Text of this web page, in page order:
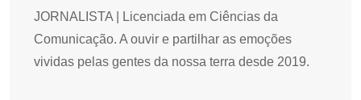
JORNALISTA | Licenciada em Ciências da
Comunicação. A ouvir e partilhar as emoções
vividas pelas gentes da nossa terra desde 2019.